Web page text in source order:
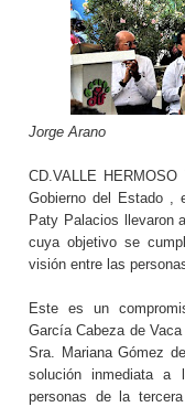
Jorge Arano
CD.VALLE
Gobierno del Estado ,
Paty Palacios llevaron
cuya objetivo se
visión entre las
Este es un
García Cabeza de
Sra. Mariana Gómez
solución inmediata a
personas de la